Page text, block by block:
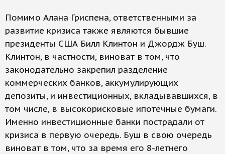
Помимо Алана Гриспена, ответственными за
развитие кризиса также являются бывшие
президенты США Билл Клинтон и Джордж Буш.
Клинтон, в частности, виноват в том, что
законодательно закрепил разделение
коммерческих банков, аккумулирующих
депозиты, и инвестиционных, вкладывавшихся, в
том числе, в высокорисковые ипотечные бумаги.
Именно инвестиционные банки пострадали от
кризиса в первую очередь. Буш в свою очередь
виноват в том, что за время его 8-летнего